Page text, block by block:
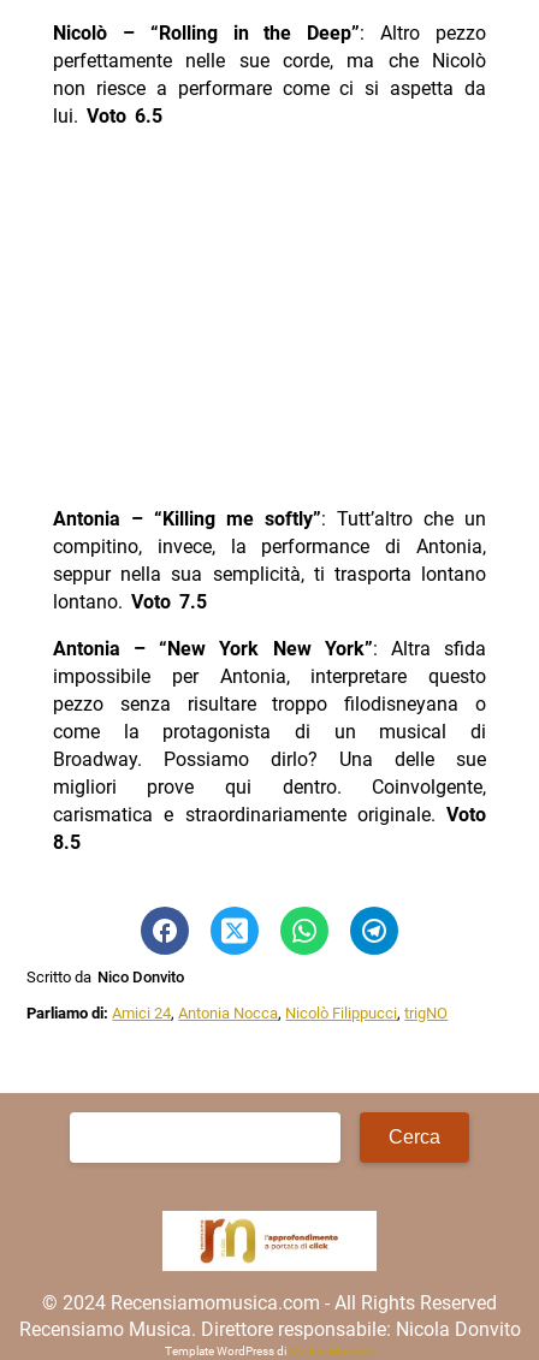
Nicolò – “Rolling in the Deep”: Altro pezzo
perfettamente nelle sue corde, ma che Nicolò
non riesce a performare come ci si aspetta da
lui. Voto 6.5
Antonia – “Killing me softly”: Tutt’altro che un
compitino, invece, la performance di Antonia,
seppur nella sua semplicità, ti trasporta lontano
lontano. Voto 7.5
Antonia – “New York New York”: Altra sfida
impossibile per Antonia, interpretare questo
pezzo senza risultare troppo filodisneyana o
come la protagonista di un musical di
Broadway. Possiamo dirlo? Una delle sue
migliori prove qui dentro. Coinvolgente,
carismatica e straordinariamente originale. Voto
8.5
Scritto da Nico Donvito
Parliamo di:Amici 24,Antonia Nocca, Nicolò Filippucci,trigNO
Ricerca
© 2024 Recensiamomusica.com - All Rights Reserved
Recensiamo Musica. Direttore responsabile: Nicola Donvito
Template WordPress di Matteo Morreale